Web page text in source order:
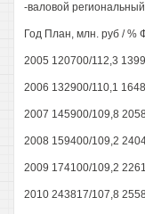
-валовой региональный
Год План, млн. руб / %
2005 120700/112,3
2006 132900/110,1
2007 145900/109,8
2008 159400/109,2
2009 174100/109,2
2010 243817/107,8